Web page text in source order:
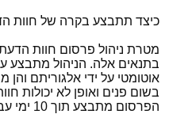
כיצד תתבצע בקרה של חוות
מטרת ניהול פרסום חוות
אוטומטי על ידי אלגוריתם והן
בשום פנים ואופן לא יכולות
הפרסום מתבצע תוך 10 ימי עבודה לאחר ההגשה.